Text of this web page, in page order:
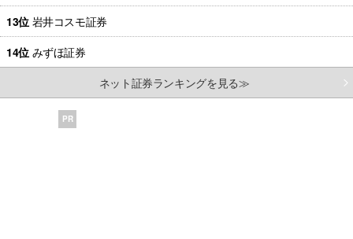
13位 岩井コスモ証券
14位 みずほ証券
ネット証券ランキングを見る≫
PR